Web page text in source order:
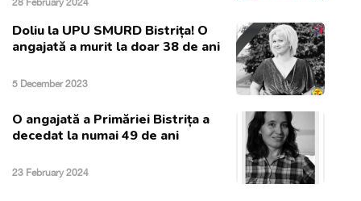
28 February 2024
Doliu la UPU SMURD Bistrița! O
angajată a murit la doar 38 de ani
5 December 2023
O angajată a Primăriei Bistrița a
decedat la numai 49 de ani
23 February 2024